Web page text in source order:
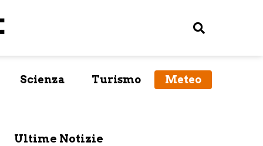
Scienza Turismo Meteo
Ultime Notizie